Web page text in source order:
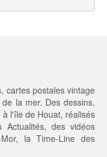
cartes postales vintage
la mer. Des dessins,
l'île de Houat, réalisés
Actualités, des vidéos
, laTime-Line des